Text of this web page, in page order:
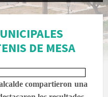
DE MESA
compartieron una